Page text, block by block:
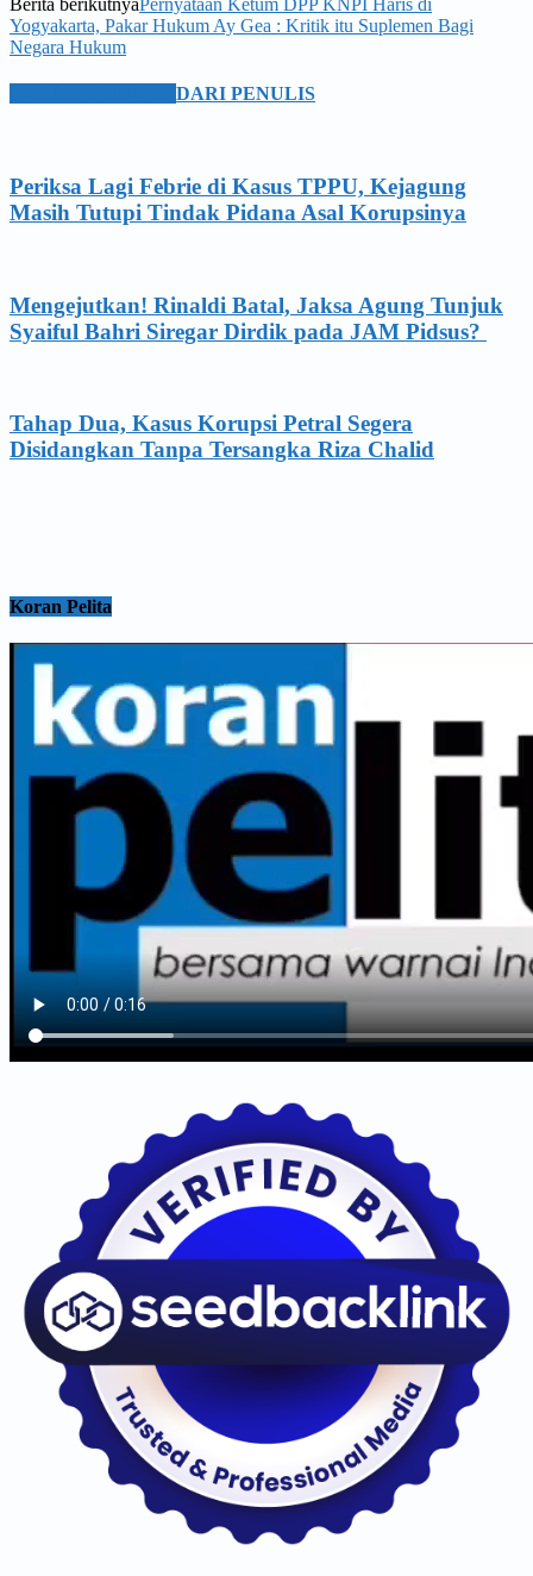
Yogyakarta, Pakar Hukum Ay Gea : Kritik itu Suplemen Bagi
Negara Hukum
DARI PENULIS
Periksa Lagi Febrie di Kasus TPPU, Kejagung
Masih Tutupi Tindak Pidana Asal Korupsinya
Mengejutkan! Rinaldi Batal, Jaksa Agung Tunjuk
Syaiful Bahri Siregar Dirdik pada JAM Pidsus?
Tahap Dua, Kasus Korupsi Petral Segera
Disidangkan Tanpa Tersangka Riza Chalid
Koran Pelita